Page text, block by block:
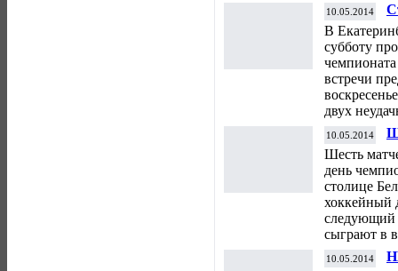
10.05.2014
В
субботу
встречи
двух
10.05.2014
Шесть
день
столице
хоккейный
следующий
сыграют в
10.05.2014